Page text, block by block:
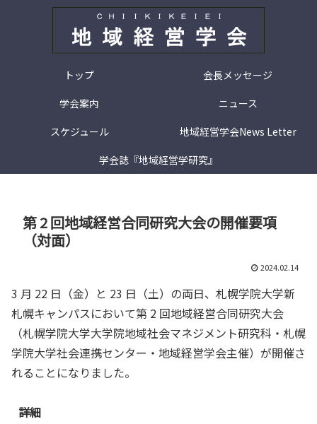
トップ
会長メッセージ
学会案内
ニュース
スケジュール
地域経営学会News Letter
学会誌『地域経営学研究』
第 2 回地域経営合同研究大会の開催要項
（対面）
2024.02.14
3 月 22 日（金）と 23 日（土）の両日、札幌学院大学新
札幌キャンパスにおいて第 2 回地域経営合同研究大会
（札幌学院大学大学院地域社会マネジメント研究科・札幌
学院大学社会連携センター・地域経営学会主催）が開催さ
れることになりました。
詳細